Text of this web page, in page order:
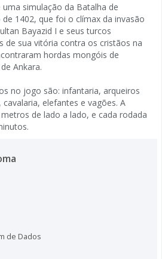
simulação da Batalha de
1402, que foi o clímax da invasão
Bayazid I e seus turcos
de sua vitória contra os cristãos na
hordas mongóis de
Ankara.
no jogo são: infantaria, arqueiros
elefantes e vagões. A
de lado a lado, e cada rodada
de Dados